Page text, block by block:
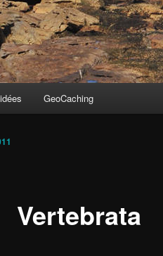
GeoCaching
Vertebrata